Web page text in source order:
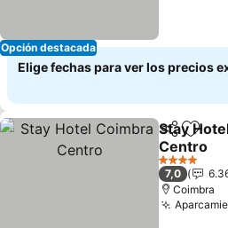
Opción destacada
Elige fechas para ver los precios
Compartir
Stay
Centro
4 Estrellas
7,0
Coimbra